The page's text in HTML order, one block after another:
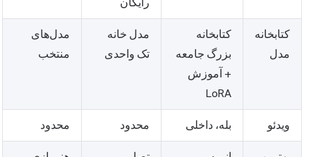
رایگان
کتابخانه
مدل
کتابخانه
بزرگ جامعه
+ آموزش
LoRA
مدل خانه
تک واحدی
مدل‌های
منتخب
ویدئو بله، داخلی محدود محدود